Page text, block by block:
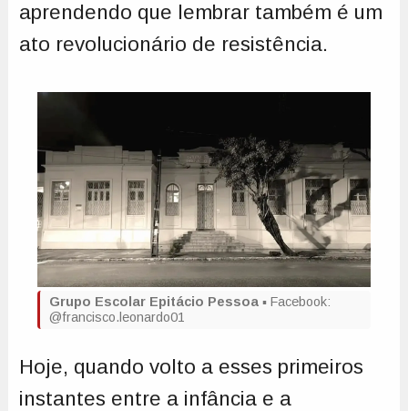
aprendendo que lembrar também é um
ato revolucionário de resistência.
Grupo Escolar Epitácio Pessoa ▪️ Facebook:
@francisco.leonardo01
Hoje, quando volto a esses primeiros
instantes entre a infância e a